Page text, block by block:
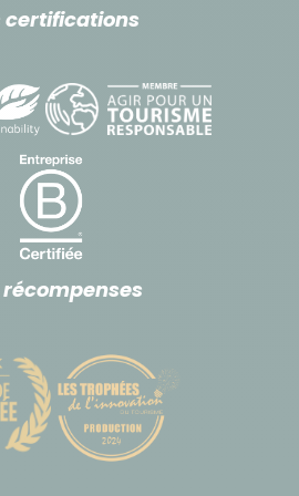
certifications
récompenses